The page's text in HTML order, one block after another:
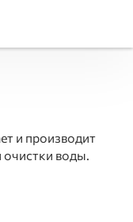
и производит
очистки воды.